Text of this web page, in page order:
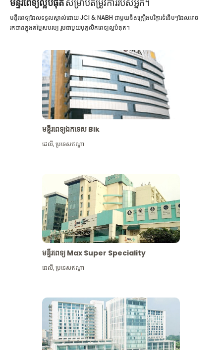
មន្ទីរពេទ្យល្អបំផុតសម្រាប់តម្រូវការរបស់អ្នក។
មន្ទីរពេទ្យដែលទទួលស្គាល់ដោយ JCI & NABH ជាមួយនឹងគ្រឿងបរិក្ខារទំនើបៗដែលអាច
រកបានក្នុងតម្លៃសមរម្យ រួមជាមួយបុគ្គលិកពេទ្យល្អបំផុត។
មន្ទីរពេទ្យឯកទេស Blk
ដេលី,ប្រទេសឥណ្ឌា
មន្ទីរពេទ្យ Max Super Speciality
ដេលី,ប្រទេសឥណ្ឌា